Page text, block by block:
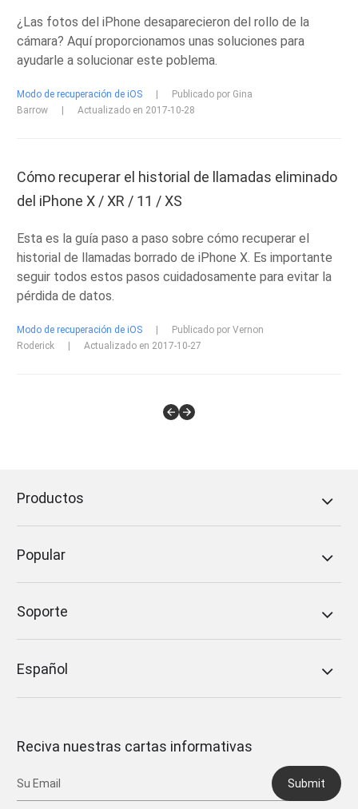
¿Las fotos del iPhone desaparecieron del rollo de la
cámara? Aquí proporcionamos unas soluciones para
ayudarle a solucionar este poblema.
Modo de recuperación de iOS
Publicado por Gina
Barrow
Actualizado en 2017-10-28
Cómo recuperar el historial de llamadas eliminado
del iPhone X / XR / 11 / XS
Esta es la guía paso a paso sobre cómo recuperar el
historial de llamadas borrado de iPhone X. Es importante
seguir todos estos pasos cuidadosamente para evitar la
pérdida de datos.
Modo de recuperación de iOS
Publicado por Vernon
Roderick
Actualizado en 2017-10-27
Productos
Popular
Soporte
Español
Reciva nuestras cartas informativas
Submit